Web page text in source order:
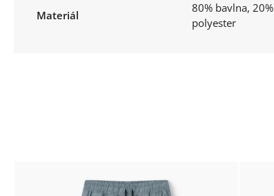
Materiál
80% bavlna, 20%
polyester